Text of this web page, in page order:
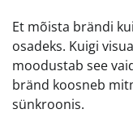
Et mõista brändi
osadeks. Kuigi
moodustab see
bränd koosneb
sünkroonis.